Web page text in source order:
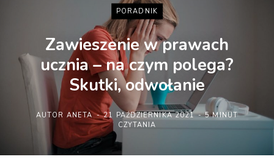
PORADNIK
Zawieszenie w prawach
ucznia – na czym polega?
Skutki, odwołanie
AUTOR ANETA 21 PAŹDZIERNIKA 2021
5 MINUT
CZYTANIA